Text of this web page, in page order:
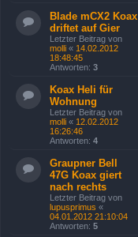
Blade mCX2 Koax
driftet auf Gier
Letzter Beitrag von
molli « 14.02.2012
18:48:45
Antworten: 3
Koax Heli für
Wohnung
Letzter Beitrag von
molli « 12.02.2012
16:26:46
Antworten: 4
Graupner Bell
47G Koax giert
nach rechts
Letzter Beitrag von
lupusprimus «
04.01.2012 21:10:04
Antworten: 5